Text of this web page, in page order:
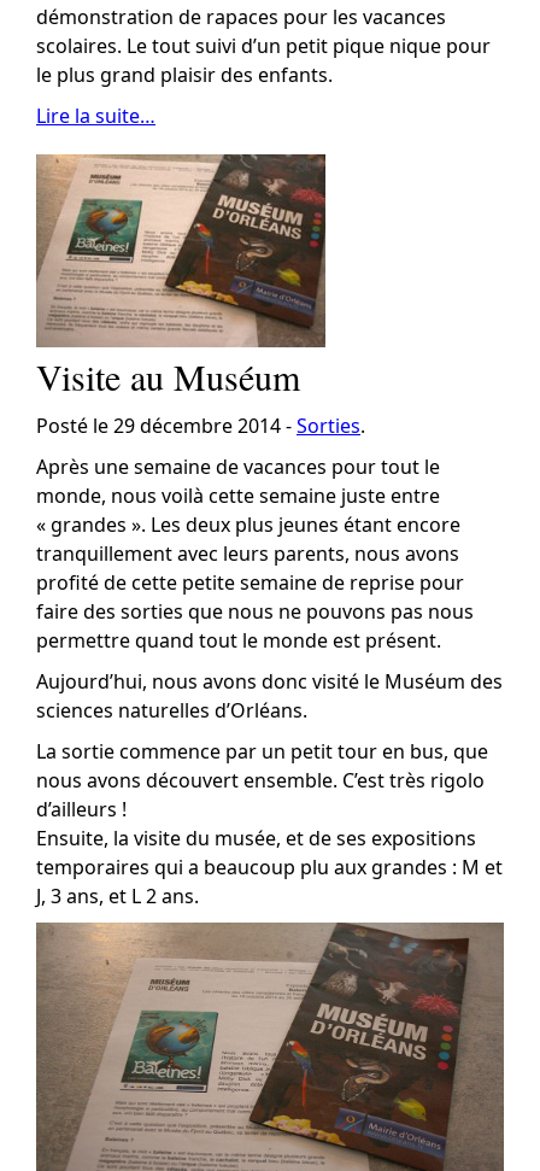
démonstration de rapaces pour les vacances
scolaires. Le tout suivi d’un petit pique nique pour
le plus grand plaisir des enfants.
Lire la suite…
Visite au Muséum
Posté le 29 décembre 2014 -Sorties.
Après une semaine de vacances pour tout le
monde, nous voilà cette semaine juste entre
« grandes ». Les deux plus jeunes étant encore
tranquillement avec leurs parents, nous avons
profité de cette petite semaine de reprise pour
faire des sorties que nous ne pouvons pas nous
permettre quand tout le monde est présent.
Aujourd’hui, nous avons donc visité le Muséum des
sciences naturelles d’Orléans.
La sortie commence par un petit tour en bus, que
nous avons découvert ensemble. C’est très rigolo
d’ailleurs !
Ensuite, la visite du musée, et de ses expositions
temporaires qui a beaucoup plu aux grandes : M et
J, 3 ans, et L 2 ans.